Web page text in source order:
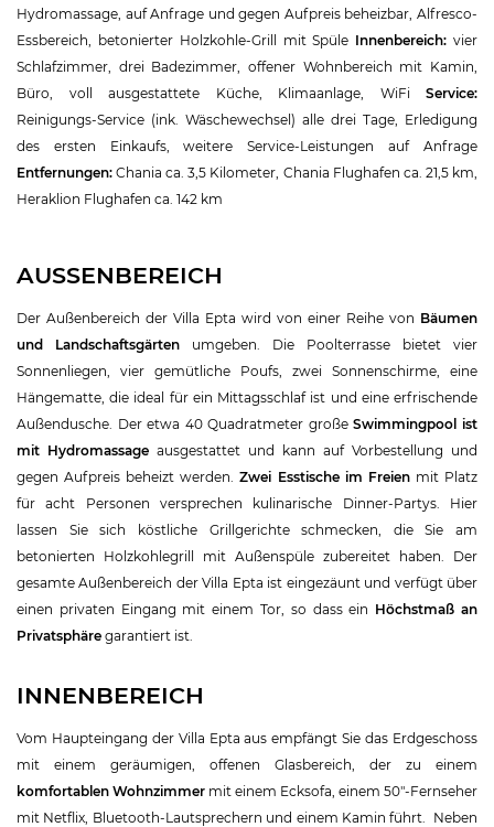
Hydromassage, auf Anfrage und gegen Aufpreis beheizbar, Alfresco-
Essbereich, betonierter Holzkohle-Grill mit Spüle Innenbereich: vier
Schlafzimmer, drei Badezimmer, offener Wohnbereich mit Kamin,
Büro, voll ausgestattete Küche, Klimaanlage, WiFi Service:
Reinigungs-Service (ink. Wäschewechsel) alle drei Tage, Erledigung
des ersten Einkaufs, weitere Service-Leistungen auf Anfrage
Entfernungen: Chania ca. 3,5 Kilometer, Chania Flughafen ca. 21,5 km,
Heraklion Flughafen ca. 142 km
AUSSENBEREICH
Der Außenbereich der Villa Epta wird von einer Reihe von Bäumen
und Landschaftsgärten umgeben. Die Poolterrasse bietet vier
Sonnenliegen, vier gemütliche Poufs, zwei Sonnenschirme, eine
Hängematte, die ideal für ein Mittagsschlaf ist und eine erfrischende
Außendusche. Der etwa 40 Quadratmeter großeSwimmingpool ist
mit Hydromassage ausgestattet und kann auf Vorbestellung und
gegen Aufpreis beheizt werden.Zwei Esstische im Freienmit Platz
für acht Personen versprechen kulinarische Dinner-Partys. Hier
lassen Sie sich köstliche Grillgerichte schmecken, die Sie am
betonierten Holzkohlegrill mit Außenspüle zubereitet haben. Der
gesamte Außenbereich der Villa Epta ist eingezäunt und verfügt über
einen privaten Eingang mit einem Tor, so dass ein Höchstmaß an
Privatsphäre garantiert ist.
INNENBEREICH
Vom Haupteingang der Villa Epta aus empfängt Sie das Erdgeschoss
mit einem geräumigen, offenen Glasbereich, der zu einem
komfortablen Wohnzimmer mit einem Ecksofa, einem 50″-Fernseher
mit Netflix, Bluetooth-Lautsprechern und einem Kamin führt. Neben